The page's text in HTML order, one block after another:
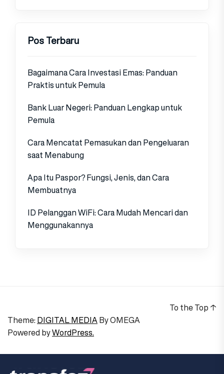
Pos Terbaru
Bagaimana Cara Investasi Emas: Panduan
Praktis untuk Pemula
Bank Luar Negeri: Panduan Lengkap untuk
Pemula
Cara Mencatat Pemasukan dan Pengeluaran
saat Menabung
Apa Itu Paspor? Fungsi, Jenis, dan Cara
Membuatnya
ID Pelanggan WiFi: Cara Mudah Mencari dan
Menggunakannya
Theme: DIGITAL MEDIAByOMEGA
Powered byWordPress.
To the Top ↑